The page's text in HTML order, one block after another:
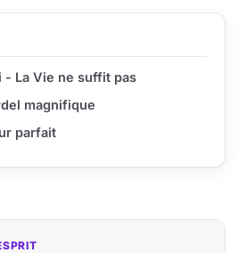
- La Vie ne suffit pas
magnifique
parfait